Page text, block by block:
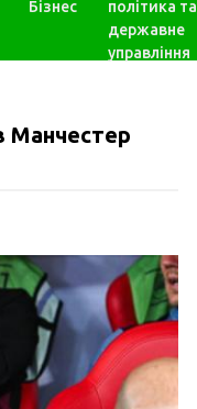
Бізнес
політика та
державне
управління
Манчестер